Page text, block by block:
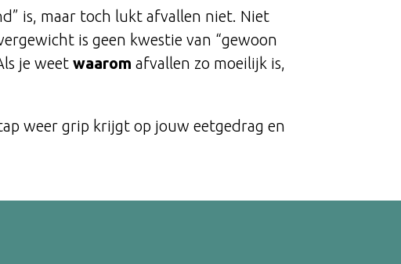
is, maar toch lukt afvallen niet. Niet
is geen kwestie van “gewoon
je weetwaarom afvallen zo moeilijk is,
weer grip krijgt op jouw eetgedragen